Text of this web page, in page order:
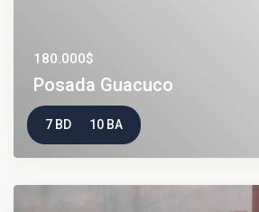
180.000$
Posada Guacuco
7 BD 10 BA